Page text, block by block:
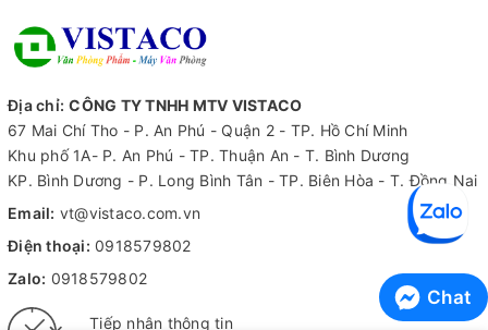
Địa chỉ: CÔNG TY TNHH MTV VISTACO
67 Mai Chí Tho - P. An Phú - Quận 2 - TP. Hồ Chí Minh
Khu phố 1A- P. An Phú - TP. Thuận An - T. Bình Dương
KP. Bình Dương - P. Long Bình Tân - TP. Biên Hòa - T. Đồng Nai
Email: vt@vistaco.com.vn
Điện thoại: 0918579802
Zalo: 0918579802
Tiếp nhận thông tin
Chat